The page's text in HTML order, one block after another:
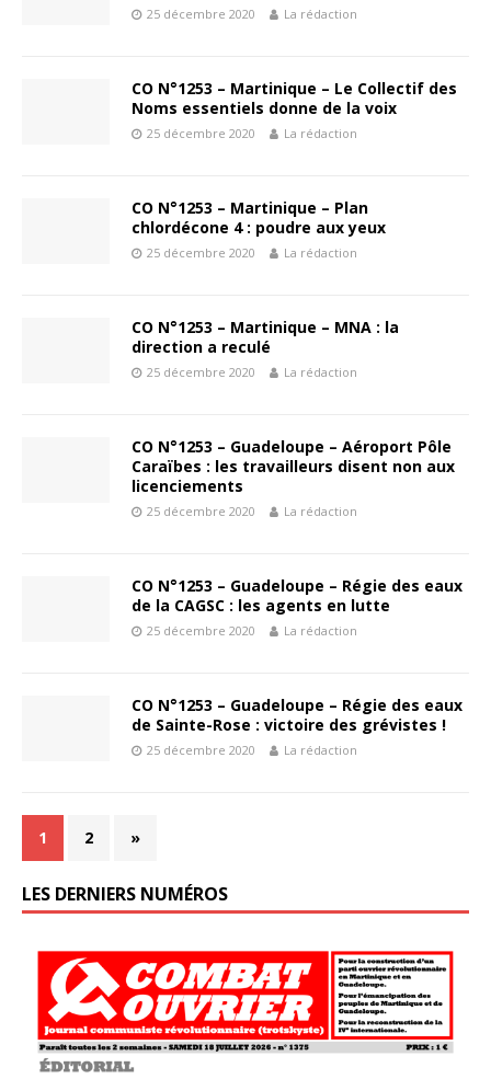
25 décembre 2020 La rédaction
CO N°1253 – Martinique – Le Collectif des
Noms essentiels donne de la voix
25 décembre 2020 La rédaction
CO N°1253 – Martinique – Plan
chlordécone 4 : poudre aux yeux
25 décembre 2020 La rédaction
CO N°1253 – Martinique – MNA : la
direction a reculé
25 décembre 2020 La rédaction
CO N°1253 – Guadeloupe – Aéroport Pôle
Caraïbes : les travailleurs disent non aux
licenciements
25 décembre 2020 La rédaction
CO N°1253 – Guadeloupe – Régie des eaux
de la CAGSC : les agents en lutte
25 décembre 2020 La rédaction
CO N°1253 – Guadeloupe – Régie des eaux
de Sainte-Rose : victoire des grévistes !
25 décembre 2020 La rédaction
1 2 »
LES DERNIERS NUMÉROS